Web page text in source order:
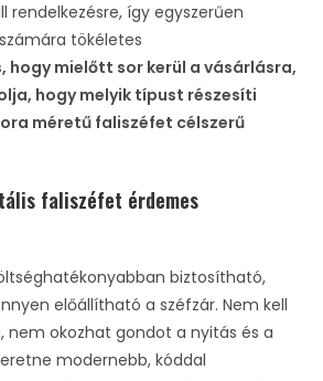
rendelkezésre, így egyszerűen
tökéletes
hogy mielőtt sor kerül a vásárlásra,
hogy melyik típust részesíti
méretű faliszéfet célszerű
faliszéfet érdemes
biztosítható,
előállítható a széfzár. Nem kell
nem okozhat gondot a nyitás és a
modernebb, kóddal